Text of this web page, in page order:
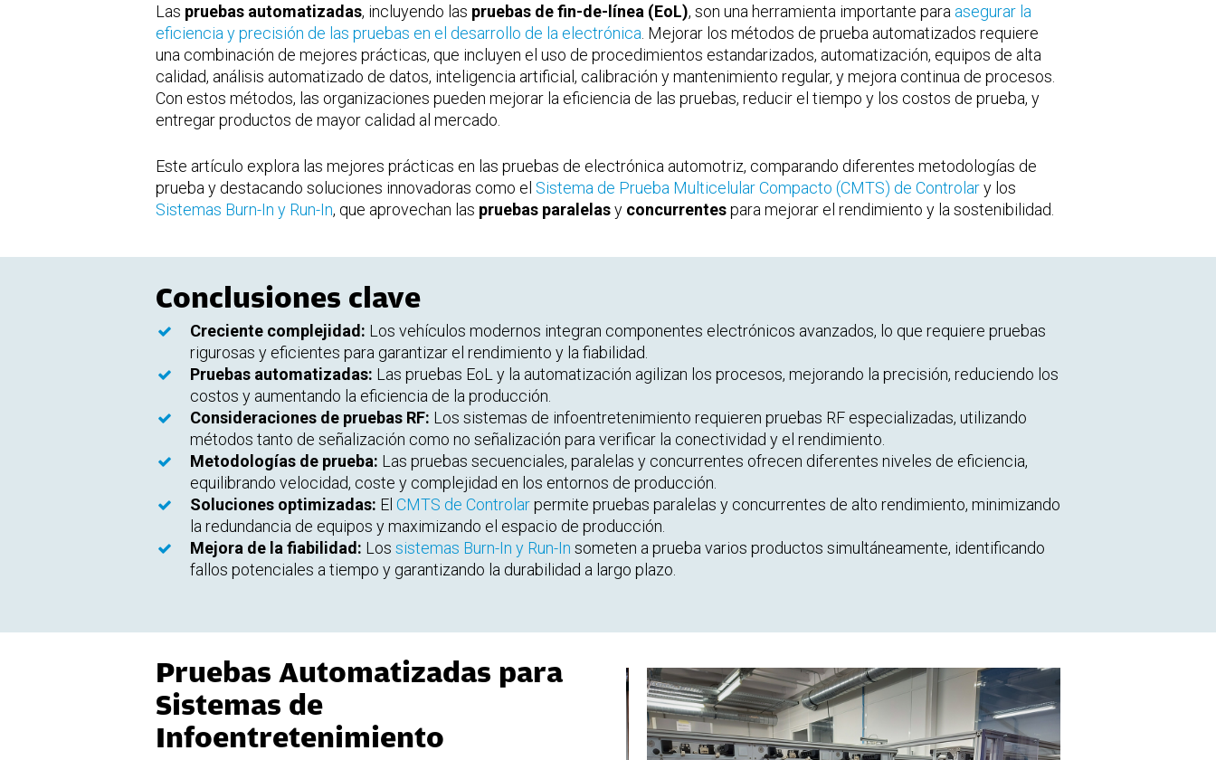
Las pruebas automatizadas, incluyendo las pruebas de fin-de-línea (EoL), son una herramienta importante para asegurar la
eficiencia y precisión de las pruebas en el desarrollo de la electrónica . Mejorar los métodos de prueba automatizados requiere
una combinación de mejores prácticas, que incluyen el uso de procedimientos estandarizados, automatización, equipos de alta
calidad, análisis automatizado de datos, inteligencia artificial, calibración y mantenimiento regular, y mejora continua de procesos.
Con estos métodos, las organizaciones pueden mejorar la eficiencia de las pruebas, reducir el tiempo y los costos de prueba, y
entregar productos de mayor calidad al mercado.
Este artículo explora las mejores prácticas en las pruebas de electrónica automotriz, comparando diferentes metodologías de
prueba y destacando soluciones innovadoras como el Sistema de Prueba Multicelular Compacto (CMTS) de Controlary los
Sistemas Burn-In y Run-In, que aprovechan las pruebas paralelasy concurrentespara mejorar el rendimiento y la sostenibilidad.
Conclusiones clave
Creciente complejidad: Los vehículos modernos integran componentes electrónicos avanzados, lo que requiere pruebas
rigurosas y eficientes para garantizar el rendimiento y la fiabilidad.
Pruebas automatizadas: Las pruebas EoL y la automatización agilizan los procesos, mejorando la precisión, reduciendo los
costos y aumentando la eficiencia de la producción.
Consideraciones de pruebas RF: Los sistemas de infoentretenimiento requieren pruebas RF especializadas, utilizando
métodos tanto de señalización como no señalización para verificar la conectividad y el rendimiento.
Metodologías de prueba: Las pruebas secuenciales, paralelas y concurrentes ofrecen diferentes niveles de eficiencia,
equilibrando velocidad, coste y complejidad en los entornos de producción.
Soluciones optimizadas: El CMTS de Controlarpermite pruebas paralelas y concurrentes de alto rendimiento, minimizando
la redundancia de equipos y maximizando el espacio de producción.
Mejora de la fiabilidad: Los sistemas Burn-In y Run-In someten a prueba varios productos simultáneamente, identificando
fallos potenciales a tiempo y garantizando la durabilidad a largo plazo.
Pruebas Automatizadas para
Sistemas de
Infoentretenimiento